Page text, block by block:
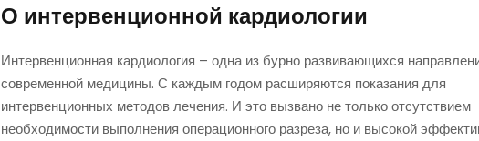
О интервенционной кардиологии
Интервенционная кардиология – одна из бурно развивающихся
современной медицины. С каждым годом расширяются показания для
интервенционных методов лечения. И это вызвано не только отсутствием
необходимости выполнения операционного разреза, но и высокой